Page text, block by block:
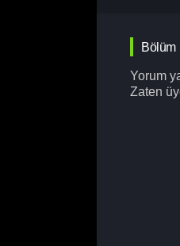
Bölüm
Yorum
Zaten